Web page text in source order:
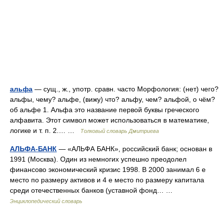
альфа — сущ., ж., употр. сравн. часто Морфология: (нет) чего?
альфы, чему? альфе, (вижу) что? альфу, чем? альфой, о чём?
об альфе 1. Альфа это название первой буквы греческого
алфавита. Этот символ может использоваться в математике,
логике и т. п. 2.… …
Толковый словарь Дмитриева
АЛЬФА-БАНК — «АЛЬФА БАНК», российский банк; основан в
1991 (Москва). Один из немногих успешно преодолел
финансово экономический кризис 1998. В 2000 занимал 6 е
место по размеру активов и 4 е место по размеру капитала
среди отечественных банков (уставной фонд… …
Энциклопедический словарь